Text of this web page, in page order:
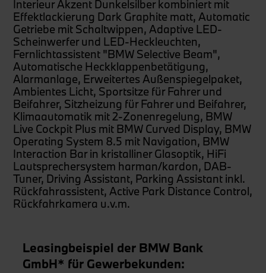
Interieur Akzent Dunkelsilber kombiniert mit
Effektlackierung Dark Graphite matt, Automatic
Getriebe mit Schaltwippen, Adaptive LED-
Scheinwerfer und LED-Heckleuchten,
Fernlichtassistent "BMW Selective Beam",
Automatische Heckklappenbetätigung,
Alarmanlage, Erweitertes Außenspiegelpaket,
Ambientes Licht, Sportsitze für Fahrer und
Beifahrer, Sitzheizung für Fahrer und Beifahrer,
Klimaautomatik mit 2-Zonenregelung, BMW
Live Cockpit Plus mit BMW Curved Display, BMW
Operating System 8.5 mit Navigation, BMW
Interaction Bar in kristalliner Glasoptik, HiFi
Lautsprechersystem harman/kardon, DAB-
Tuner, Driving Assistant, Parking Assistant inkl.
Rückfahrassistent, Active Park Distance Control,
Rückfahrkamera u.v.m.
Leasingbeispiel der BMW Bank
GmbH* für Gewerbekunden: